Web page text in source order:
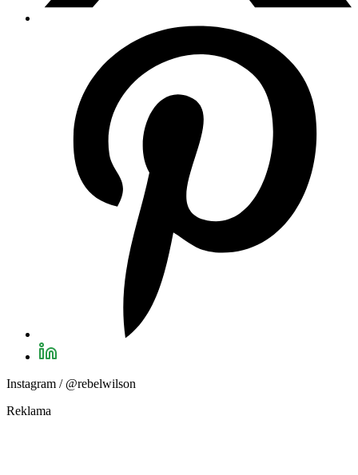
Instagram / @rebelwilson
Reklama